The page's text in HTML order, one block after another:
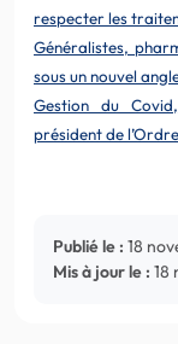
respecter les
Généralistes,
sous un nouvel
Gestion du
président de
Publié le : 18
Mis à jour le : 18